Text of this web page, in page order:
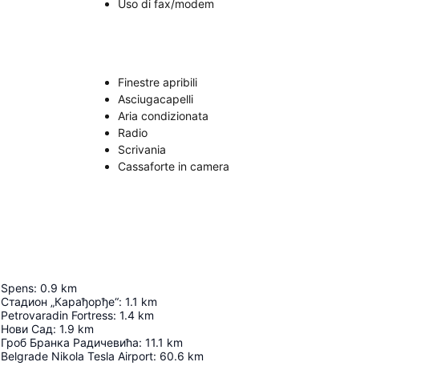
Uso di fax/modem
Finestre apribili
Asciugacapelli
Aria condizionata
Radio
Scrivania
Cassaforte in camera
Spens: 0.9 km
Стадион „Карађорђе“: 1.1 km
Petrovaradin Fortress: 1.4 km
Нови Сад: 1.9 km
Гроб Бранка Радичевића: 11.1 km
Belgrade Nikola Tesla Airport: 60.6 km